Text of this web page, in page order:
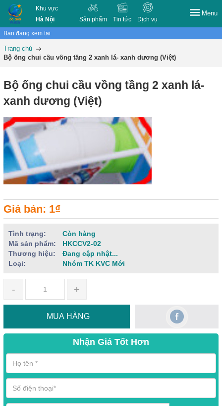
Khu vực
Hà Nội
Sản phẩm Tin tức Dịch vụ
Menu
Bạn đang xem tại
Trang chủ
Bộ ống chui cầu vồng tầng 2 xanh lá- xanh dương (Việt)
Bộ ống chui cầu vồng tầng 2 xanh lá-
xanh dương (Việt)
Giá bán: 1₫
Tình trạng:
Còn hàng
Mã sản phẩm:
HKCCV2-02
Thương hiệu:
Đang cập nhật...
Loại:
Nhóm TK KVC Mới
- +
MUA HÀNG
Nhận Giá Tốt Hơn